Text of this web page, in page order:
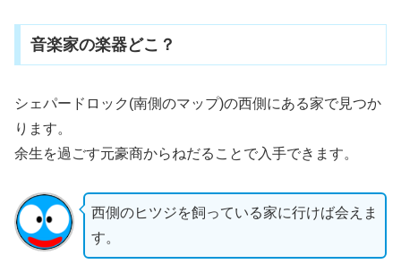
音楽家の楽器どこ？
シェパードロック(南側のマップ)の西側にある家で見つか
ります。
余生を過ごす元豪商からねだることで入手できます。
西側のヒツジを飼っている家に行けば会えま
す。